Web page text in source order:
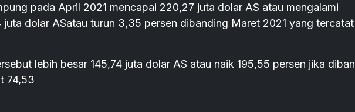
pada April 2021 mencapai 220,27 juta dolar AS atau mengalami
juta dolar ASatau turun 3,35 persen dibanding Maret 2021 yang tercatat
lebih besar 145,74 juta dolar AS atau naik 195,55 persen jika
74,53